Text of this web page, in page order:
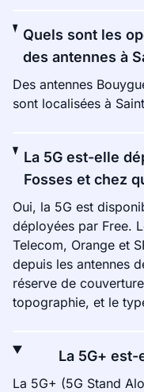
Quels sont les
des antennes à
Des antennes
sont localisées à
La 5G est-elle
Fosses et chez
Oui, la 5G est
déployées par Free.
Telecom, Orange et
depuis les antennes
réserve de
topographie, et le
La 5G+
La 5G+ (5G Stand